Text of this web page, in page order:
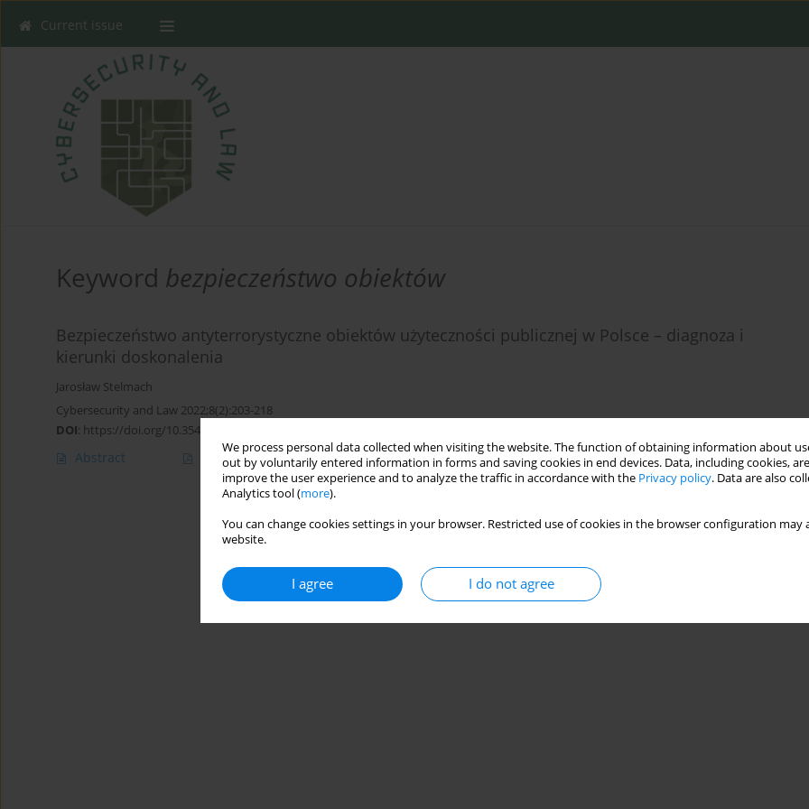
We process personal data collected when visiting the website. The function of obtaining information about
out by voluntarily entered information in forms and saving cookies in end devices. Data, including cookies,
improve the user experience and to analyze the traffic in accordance with the Privacy policy. Data are also
Analytics tool (more).
You can change cookies settings in your browser. Restricted use of cookies in the browser configuration
website.
I agree I do not agree
Current issue
Keyword bezpieczeństwo obiektów
Bezpieczeństwo antyterrorystyczne obiektów użyteczności publicznej w Polsce – diagnoza i
kierunki doskonalenia
Jarosław Stelmach
Cybersecurity and Law 2022;8(2):203-218
DOI: https://doi.org/10.35467/cal/157183
Abstract Article(PDF) Stats